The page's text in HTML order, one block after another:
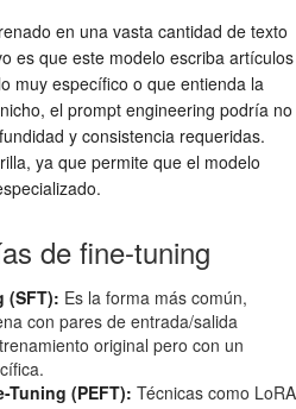
en una vasta cantidad de texto
es que este modelo escriba artículos
muy específico o que entienda la
el prompt engineering podría no
y consistencia requeridas.
ya que permite que el modelo
de fine-tuning
(SFT): Es la forma más común,
con pares de entrada/salida
original pero con un
Tuning (PEFT): Técnicas como LoRA